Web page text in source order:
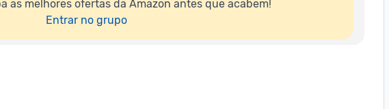
as melhores ofertas da Amazon antes que acabem!
Entrar no grupo